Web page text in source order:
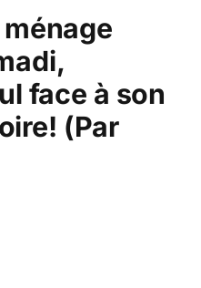
ménage
face à son
(Par